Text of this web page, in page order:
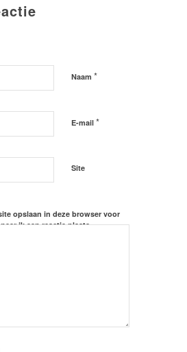
Naam *
E-mail *
Site
opslaan in deze browser voor
ik een reactie plaats.